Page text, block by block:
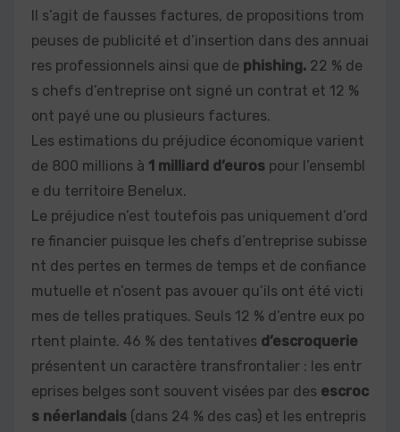
Il s’agit de fausses factures, de propositions trom
peuses de publicité et d’insertion dans des annuai
res professionnels ainsi que de phishing. 22 % de
s chefs d’entreprise ont signé un contrat et 12 %
ont payé une ou plusieurs factures.
Les estimations du préjudice économique varient
de 800 millions à 1 milliard d’euros pour l’ensembl
e du territoire Benelux.
Le préjudice n’est toutefois pas uniquement d’ord
re financier puisque les chefs d’entreprise subisse
nt des pertes en termes de temps et de confiance
mutuelle et n’osent pas avouer qu’ils ont été victi
mes de telles pratiques. Seuls 12 % d’entre eux po
rtent plainte. 46 % des tentatives d’escroquerie
présentent un caractère transfrontalier : les entr
eprises belges sont souvent visées par des escroc
s néerlandais (dans 24 % des cas) et les entrepris